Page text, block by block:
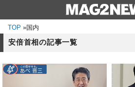
TOP »国内
安倍首相の記事一覧